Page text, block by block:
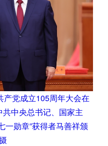
党成立105周年大会在
中央总书记、国家主
一勋章”获得者马善祥颁